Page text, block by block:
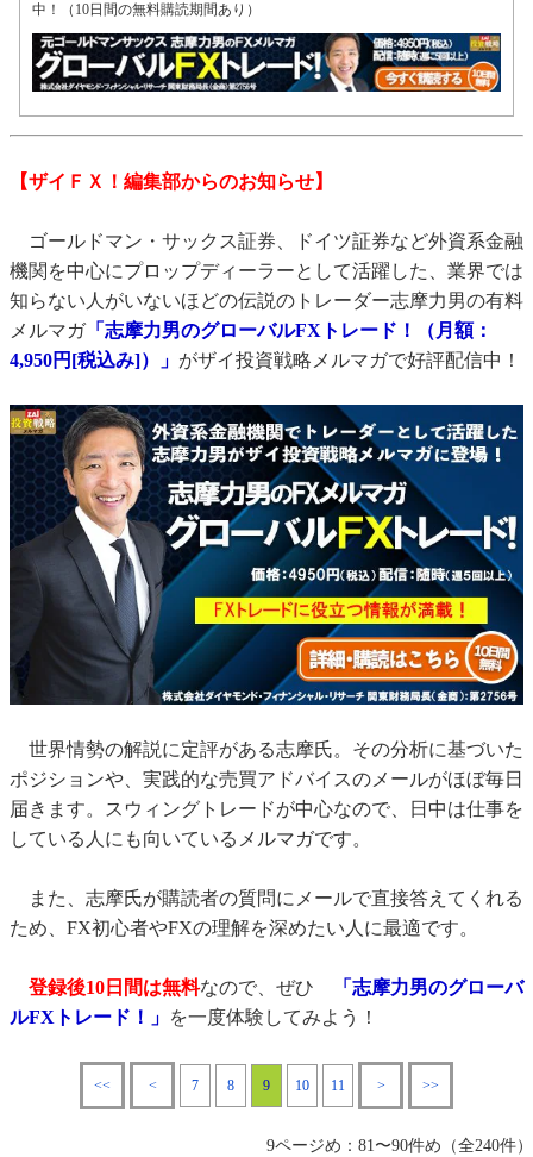
中！（10日間の無料購読期間あり）
【ザイＦＸ！編集部からのお知らせ】
ゴールドマン・サックス証券、ドイツ証券など外資系金融
機関を中心にプロップディーラーとして活躍した、業界では
知らない人がいないほどの伝説のトレーダー志摩力男の有料
メルマガ「志摩力男のグローバルFXトレード！（月額：
4,950円[税込み]）」 がザイ投資戦略メルマガで好評配信中！
世界情勢の解説に定評がある志摩氏。その分析に基づいた
ポジションや、実践的な売買アドバイスのメールがほぼ毎日
届きます。スウィングトレードが中心なので、日中は仕事を
している人にも向いているメルマガです。
また、志摩氏が購読者の質問にメールで直接答えてくれる
ため、FX初心者やFXの理解を深めたい人に最適です。
登録後10日間は無料なので、ぜひ
「志摩力男のグローバ
ルFXトレード！」 を一度体験してみよう！
<< < 7 8 9 10 11 > >>
9ページめ：81〜90件め（全240件）